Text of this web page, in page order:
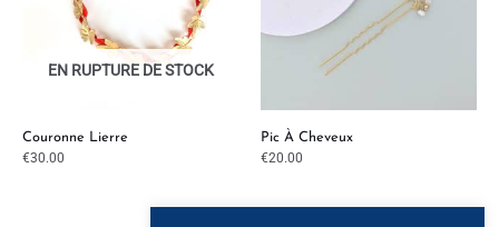
EN RUPTURE DE STOCK
Couronne Lierre
€30.00
Pic À Cheveux
€20.00